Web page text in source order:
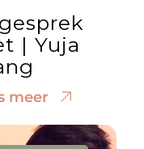
| Yuja
meer